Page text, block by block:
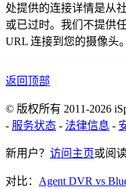
处提供的连接详情是从
或已过时。我们不提供
URL 连接到您的摄像头。
返回顶部
© 版权所有 2011-2026
- 服务状态 - 法律信息 -
新用户？ 访问主页或阅
对比： Agent DVR vs